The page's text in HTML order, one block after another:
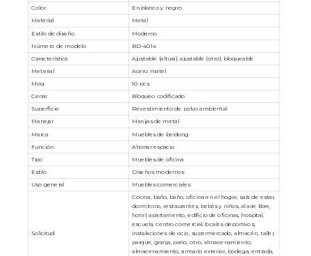
Color
En blanco y negro
Material
Metal
Estilo de diseño
Moderno
Número de modelo
BD-4014
Característica
Ajustable (altura), ajustable (otro), bloqueable
Meterial
Acero matel
Moq
10 pcs
Cerrar
Bloqueo codificado
Superficie
Revestimiento de polvo ambiental
Manejar
Manijas de metal
Marca
Muebles de beidong
Función
Ahorrar espacio
Tipo
Muebles de oficina
Estilo
Diseños modernos
Uso general
Muebles comerciales
Solicitud
Cocina, baño, baño, oficina en el hogar, sala de estar,
dormitorio, restaurantes, bebés y niños, al aire libre,
hotel, apartamento, edificio de oficinas, hospital,
escuela, centro comercial, locales deportivos,
instalaciones de ocio, supermercado, almacén, taller,
parque, granja, patio, otro, almacenamiento,
almacenamiento, armario exterior, bodega, entrada,